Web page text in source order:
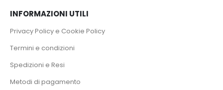
INFORMAZIONI UTILI
Privacy Policy e Cookie Policy
Termini e condizioni
Spedizioni e Resi
Metodi di pagamento